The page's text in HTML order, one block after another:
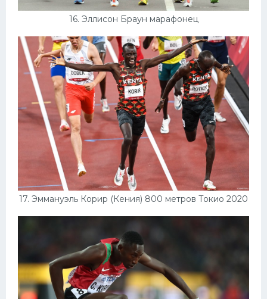
16. Эллисон Браун марафонец
17. Эммануэль Корир (Кения) 800 метров Токио 2020